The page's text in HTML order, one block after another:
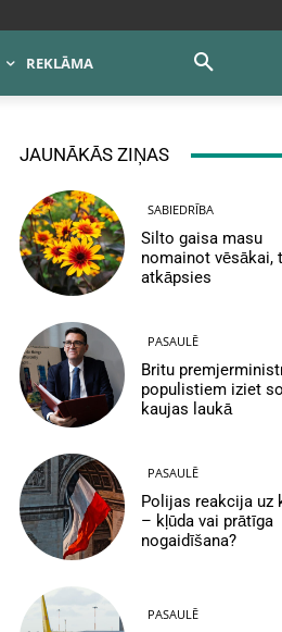
REKLĀMA
JAUNĀKĀS ZIŅAS
SABIEDRĪBA
Silto gaisa masu
nomainot vēsākai,
atkāpsies
PASAULĒ
Britu
populistiem iziet
kaujas laukā
PASAULĒ
Polijas reakcija uz
– kļūda vai prātīga
nogaidīšana?
PASAULĒ